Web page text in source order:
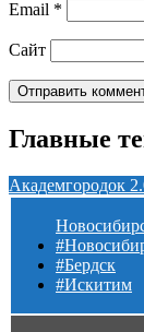
Email *
Сайт
Главные
Академгородок
#Бердск
#Искитим